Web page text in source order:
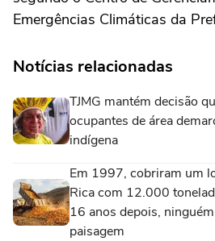
Emergências Climáticas da
Notícias relacionadas
TJMG mantém decisão
ocupantes de área
indígena
Em 1997, cobriram um
Rica com 12.000
16 anos depois,
paisagem